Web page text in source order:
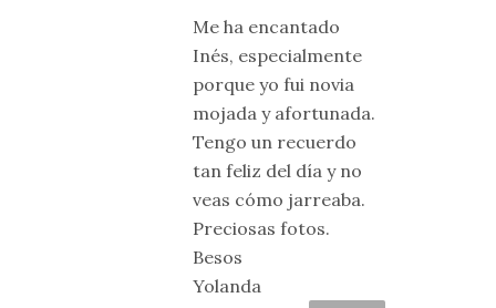
Me ha encantado
Inés, especialmente
porque yo fui novia
mojada y afortunada.
Tengo un recuerdo
tan feliz del día y no
veas cómo jarreaba.
Preciosas fotos.
Besos
Yolanda